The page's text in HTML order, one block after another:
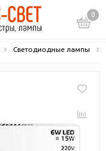
0
Светодиодные лампы